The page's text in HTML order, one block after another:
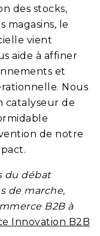
des stocks,
magasins, le
vient
aide à affiner
et
Nous
catalyseur de
de notre
du débat
de marche,
B2B à
Innovation B2B